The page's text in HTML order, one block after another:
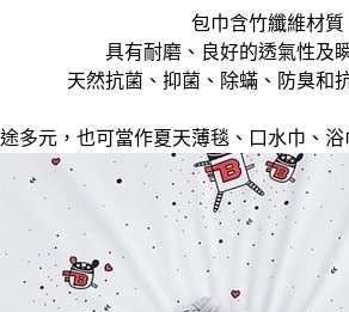
包巾含竹纖維材質
具有耐磨、良好的透氣性及
天然抗菌、抑菌、除蟎、防臭和
多元，也可當作夏天薄毯、口水巾、